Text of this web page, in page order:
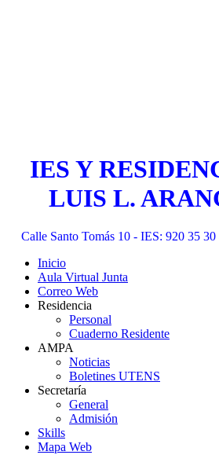
IES Y
LUIS L.
Calle Santo Tomás 10 - IES: 920 35
Inicio
Aula Virtual Junta
Correo Web
Residencia
Personal
Cuaderno Residente
AMPA
Noticias
Boletines UTENS
Secretaría
General
Admisión
Skills
Mapa Web